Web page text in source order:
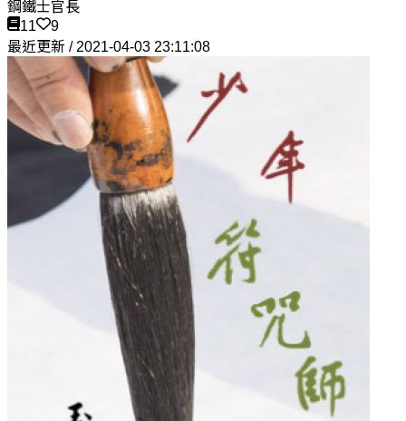
鋼鐵士官長
11
9
最近更新 / 2021-04-03 23:11:08